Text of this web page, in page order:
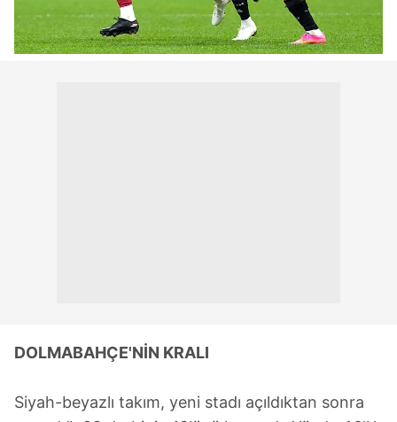
DOLMABAHÇE'NİN KRALI
Siyah-beyazlı takım, yeni stadı açıldıktan sonra